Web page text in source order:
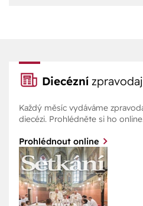
Diecézní zpravodaj
Každý měsíc vydáváme
diecézi. Prohlédněte si ho online.
Prohlédnout online